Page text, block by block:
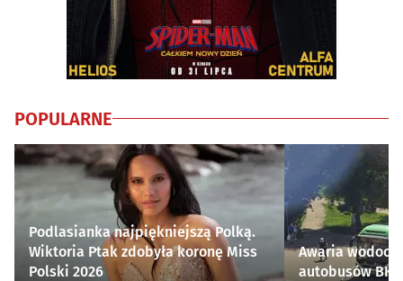
POPULARNE
Podlasianka najpiękniejszą Polką.
Wiktoria Ptak zdobyła koronę Miss
Polski 2026
Awaria
autobusów